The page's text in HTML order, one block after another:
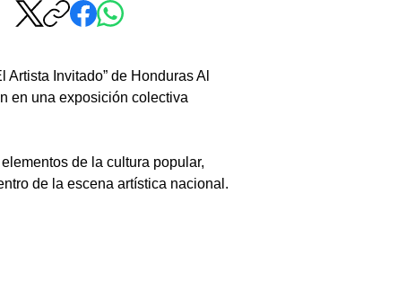
Invitado” de Honduras Al
en una exposición colectiva
de la cultura popular,
de la escena artística nacional.